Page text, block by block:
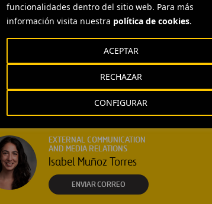
funcionalidades dentro del sitio web. Para más
información visita nuestra política de cookies.
CONFIGURAR
RECHAZAR
ACEPTAR
EXTERNAL COMMUNICATION
AND MEDIA RELATIONS
Isabel Muñoz Torres
ENVIAR CORREO